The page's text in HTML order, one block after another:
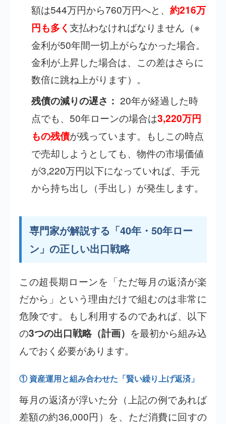
額は544万円から760万円へと、 約216万
円も多く 支払わなければなりません（※
金利が50年間一切上がらなかった場合。
金利が上昇した場合は、この差はさらに
数倍に跳ね上がります）。
残債の減りの遅さ： 20年が経過した時
点でも、50年ローンの場合は3,220万円
もの残債が残っています。もしこの時点
で売却しようとしても、物件の市場価値
が3,220万円以下になっていれば、手元
から持ち出し（手出し）が発生します。
専門家が解説する「40年・50年ロー
ン」の正しい出口戦略
この超長期ローンを「ただ毎月の返済が楽
だから」という理由だけで組むのは非常に
危険です。もし利用するのであれば、以下
の3つの出口戦略（計画） を最初から組み込
んでおく必要があります。
① 資産運用と組み合わせた「賢い繰り上げ返済」
毎月の返済が浮いた分（上記の例であれば
差額の約36,000円）を、ただ消費に回すの